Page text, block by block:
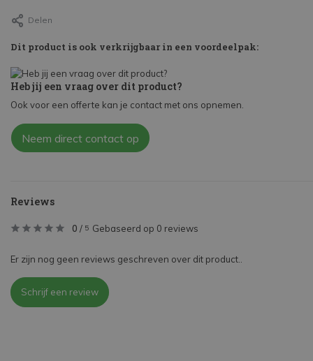
Delen
Dit product is ook verkrijgbaar in een voordeelpak:
Heb jij een vraag over dit product?
Ook voor een offerte kan je contact met ons opnemen.
Neem direct contact op
Reviews
0 / 5 Gebaseerd op 0 reviews
Er zijn nog geen reviews geschreven over dit product..
Schrijf een review